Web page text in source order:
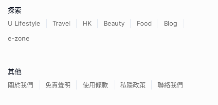
探索
U Lifestyle Travel HK Beauty Food
Blog
e-zone
其他
關於我們 免責聲明 使用條款 私隱政策 聯絡我們